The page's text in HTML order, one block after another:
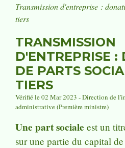
Transmission d'entreprise :
tiers
TRANSMISSION
D'ENTREPRISE :
DE PARTS
TIERS
Vérifié le 02 Mar 2023 - Direction de
administrative (Première ministre)
Une part sociale est un
sur une partie du capital